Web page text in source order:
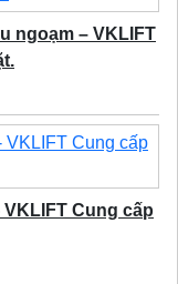
ngoạm – VKLIFT
Cung cấp